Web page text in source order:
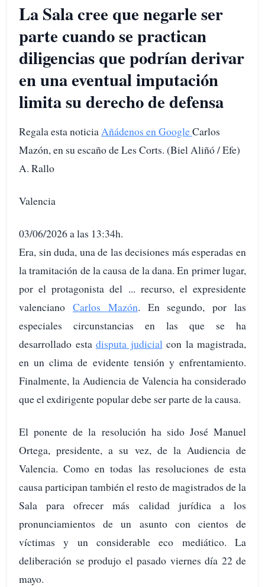
La Sala cree que negarle ser
parte cuando se practican
diligencias que podrían derivar
en una eventual imputación
limita su derecho de defensa
Regala esta noticia Añádenos en GoogleCarlos
Mazón, en su escaño de Les Corts. (Biel Aliñó / Efe)
A. Rallo
Valencia
03/06/2026 a las 13:34h.
Era, sin duda, una de las decisiones más esperadas en
la tramitación de la causa de la dana. En primer lugar,
por el protagonista del ... recurso, el expresidente
valenciano Carlos Mazón. En segundo, por las
especiales circunstancias en las que se ha
desarrollado esta disputa judicial con la magistrada,
en un clima de evidente tensión y enfrentamiento.
Finalmente, la Audiencia de Valencia ha considerado
que el exdirigente popular debe ser parte de la causa.
El ponente de la resolución ha sido José Manuel
Ortega, presidente, a su vez, de la Audiencia de
Valencia. Como en todas las resoluciones de esta
causa participan también el resto de magistrados de la
Sala para ofrecer más calidad jurídica a los
pronunciamientos de un asunto con cientos de
víctimas y un considerable eco mediático. La
deliberación se produjo el pasado viernes día 22 de
mayo.